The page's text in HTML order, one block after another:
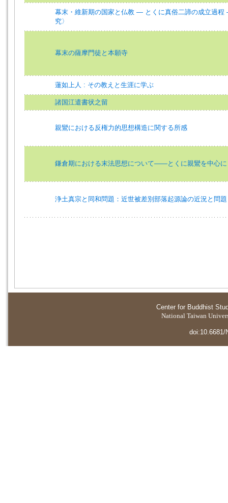
幕末・維新期の国家と仏教 ― とくに真俗二諦の成立過
究〉
幕末の薩摩門徒と本願寺
蓮如上人 : その教えと生涯に学ぶ
諸国江遣書状之留
親鸞における反権力的思想構造に関する所感
鎌倉期における末法思想について――とくに親鸞を中心に
浄土真宗と同和問題：近世被差別部落起源論の近況と問題
Center for Buddhist
National Taiwan
doi:10.6681/